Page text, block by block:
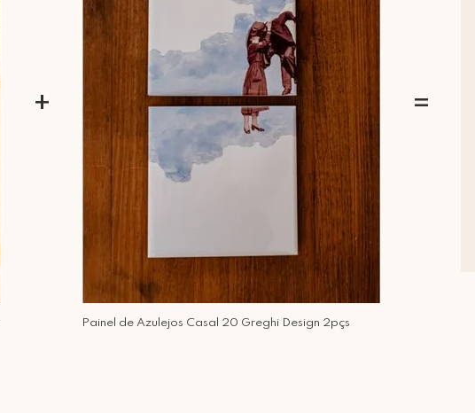
+
Painel de Azulejos Casal 20 Greghi Design 2pçs
=